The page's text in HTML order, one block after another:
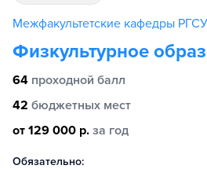
Межфакультетские кафедры РГСУ
Физкультурное
64 проходной балл
42 бюджетных мест
от 129 000 р. за год
Обязательно: